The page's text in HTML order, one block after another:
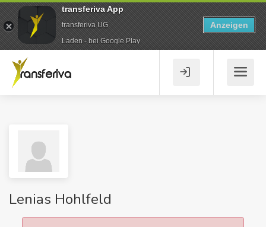
Lenias Hohlfeld
transferiva App
transferiva UG
Laden - bei Google Play
Anzeigen